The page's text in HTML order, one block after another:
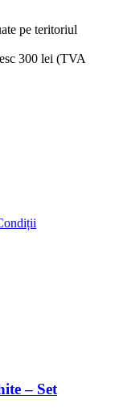
pe teritoriul
300 lei (TVA
– Set